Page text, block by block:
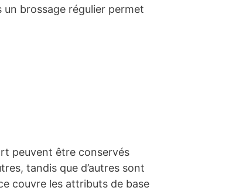
un brossage régulier permet
peuvent être conservés
tandis que d’autres sont
couvre les attributs de base